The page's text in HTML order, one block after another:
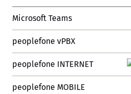
Microsoft Teams
peoplefone vPBX
peoplefone INTERNET
peoplefone MOBILE